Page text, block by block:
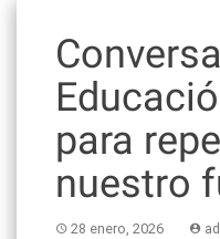
para
nuestro
28 enero, 2026